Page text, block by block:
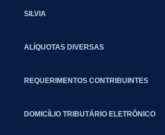
SILVIA
ALÍQUOTAS DIVERSAS
REQUERIMENTOS CONTRIBUINTES
DOMICÍLIO TRIBUTÁRIO ELETRÔNICO